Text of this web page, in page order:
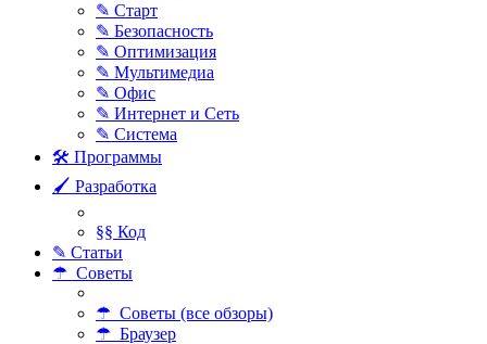
✎ Старт
✎ Безопасность
✎ Оптимизация
✎ Мультимедиа
✎ Офис
✎ Интернет и Сеть
✎ Система
🛠 Программы
🖌 Разработка
§§ Код
✎ Статьи
☂ Советы
☂ Советы (все обзоры)
☂ Браузер